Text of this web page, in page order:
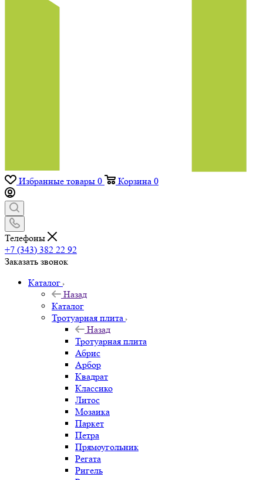
Избранные товары 0 Корзина 0
Телефоны
+7 (343) 382 22 92
Заказать звонок
Каталог
Назад
Каталог
Тротуарная плита
Назад
Тротуарная плита
Абрис
Арбор
Квадрат
Классико
Литос
Мозаика
Паркет
Петра
Прямоугольник
Регата
Ригель